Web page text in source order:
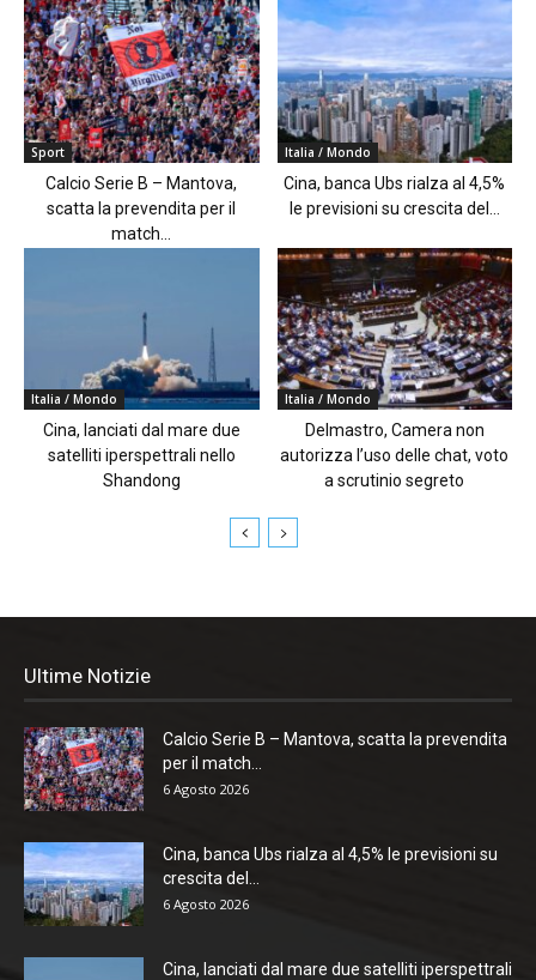
Sport
Calcio Serie B – Mantova,
scatta la prevendita per il
match...
Italia / Mondo
Cina, banca Ubs rialza al 4,5%
le previsioni su crescita del...
Italia / Mondo
Cina, lanciati dal mare due
satelliti iperspettrali nello
Shandong
Italia / Mondo
Delmastro, Camera non
autorizza l’uso delle chat, voto
a scrutinio segreto
Ultime Notizie
Calcio Serie B – Mantova, scatta la prevendita
per il match...
6 Agosto 2026
Cina, banca Ubs rialza al 4,5% le previsioni su
crescita del...
6 Agosto 2026
Cina, lanciati dal mare due satelliti iperspettrali